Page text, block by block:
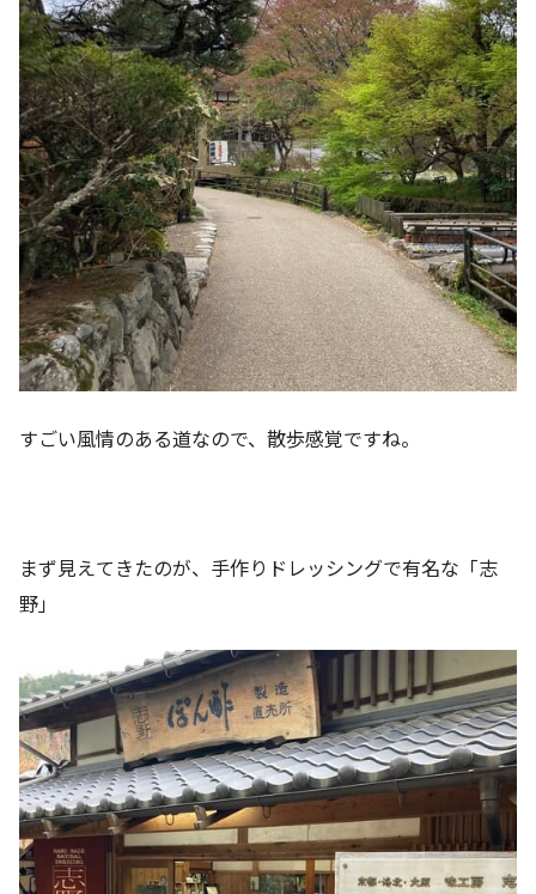
すごい風情のある道なので、散歩感覚ですね。
まず見えてきたのが、手作りドレッシングで有名な「志
野」